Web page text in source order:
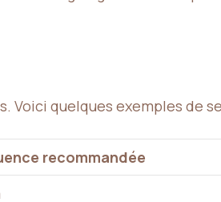
Voici quelques exemples de
recommandée